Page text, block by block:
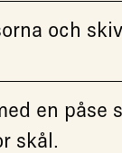
och
en påse
skål.